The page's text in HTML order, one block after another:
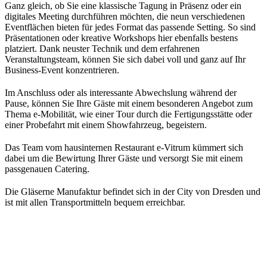
Ganz gleich, ob Sie eine klassische Tagung in Präsenz oder ein
digitales Meeting durchführen möchten, die neun verschiedenen
Eventflächen bieten für jedes Format das passende Setting. So sind
Präsentationen oder kreative Workshops hier ebenfalls bestens
platziert. Dank neuster Technik und dem erfahrenen
Veranstaltungsteam, können Sie sich dabei voll und ganz auf Ihr
Business-Event konzentrieren.
Im Anschluss oder als interessante Abwechslung während der
Pause, können Sie Ihre Gäste mit einem besonderen Angebot zum
Thema e-Mobilität, wie einer Tour durch die Fertigungsstätte oder
einer Probefahrt mit einem Showfahrzeug, begeistern.
Das Team vom hausinternen Restaurant e-Vitrum kümmert sich
dabei um die Bewirtung Ihrer Gäste und versorgt Sie mit einem
passgenauen Catering.
Die Gläserne Manufaktur befindet sich in der City von Dresden und
ist mit allen Transportmitteln bequem erreichbar.